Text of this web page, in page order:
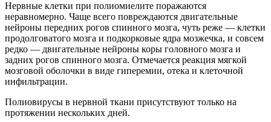
Нервные клетки при полиомиелите поражаются
неравномерно. Чаще всего повреждаются двигательные
нейроны передних рогов спинного мозга, чуть реже — клетки
продолговатого мозга и подкорковые ядра мозжечка, и совсем
редко — двигательные нейроны коры головного мозга и
задних рогов спинного мозга. Отмечается реакция мягкой
мозговой оболочки в виде гиперемии, отека и клеточной
инфильтрации.
Полиовирусы в нервной ткани присутствуют только на
протяжении нескольких дней.